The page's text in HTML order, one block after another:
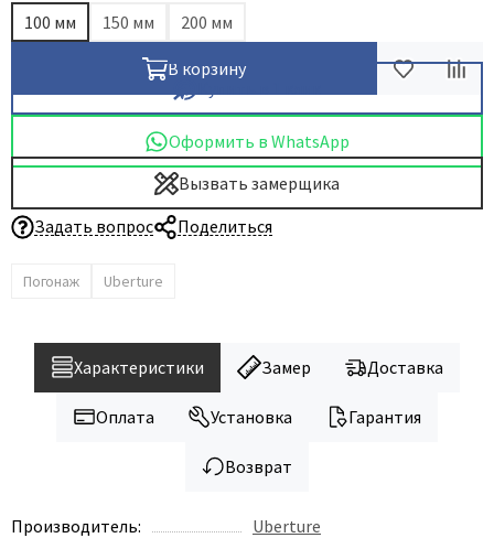
100 мм
150 мм 200 мм
В корзину
Оформить в WhatsApp
Вызвать замерщика
Задать вопрос
Поделиться
Погонаж Uberture
Характеристики Замер Доставка
Оплата Установка Гарантия
Возврат
Производитель: Uberture